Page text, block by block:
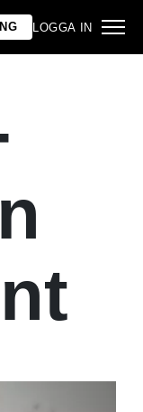
LOGGA IN